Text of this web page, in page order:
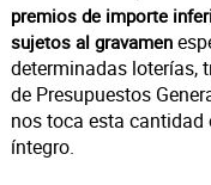
premios de importe
sujetos al gravamen
determinadas loterías,
de Presupuestos
nos toca esta
íntegro.